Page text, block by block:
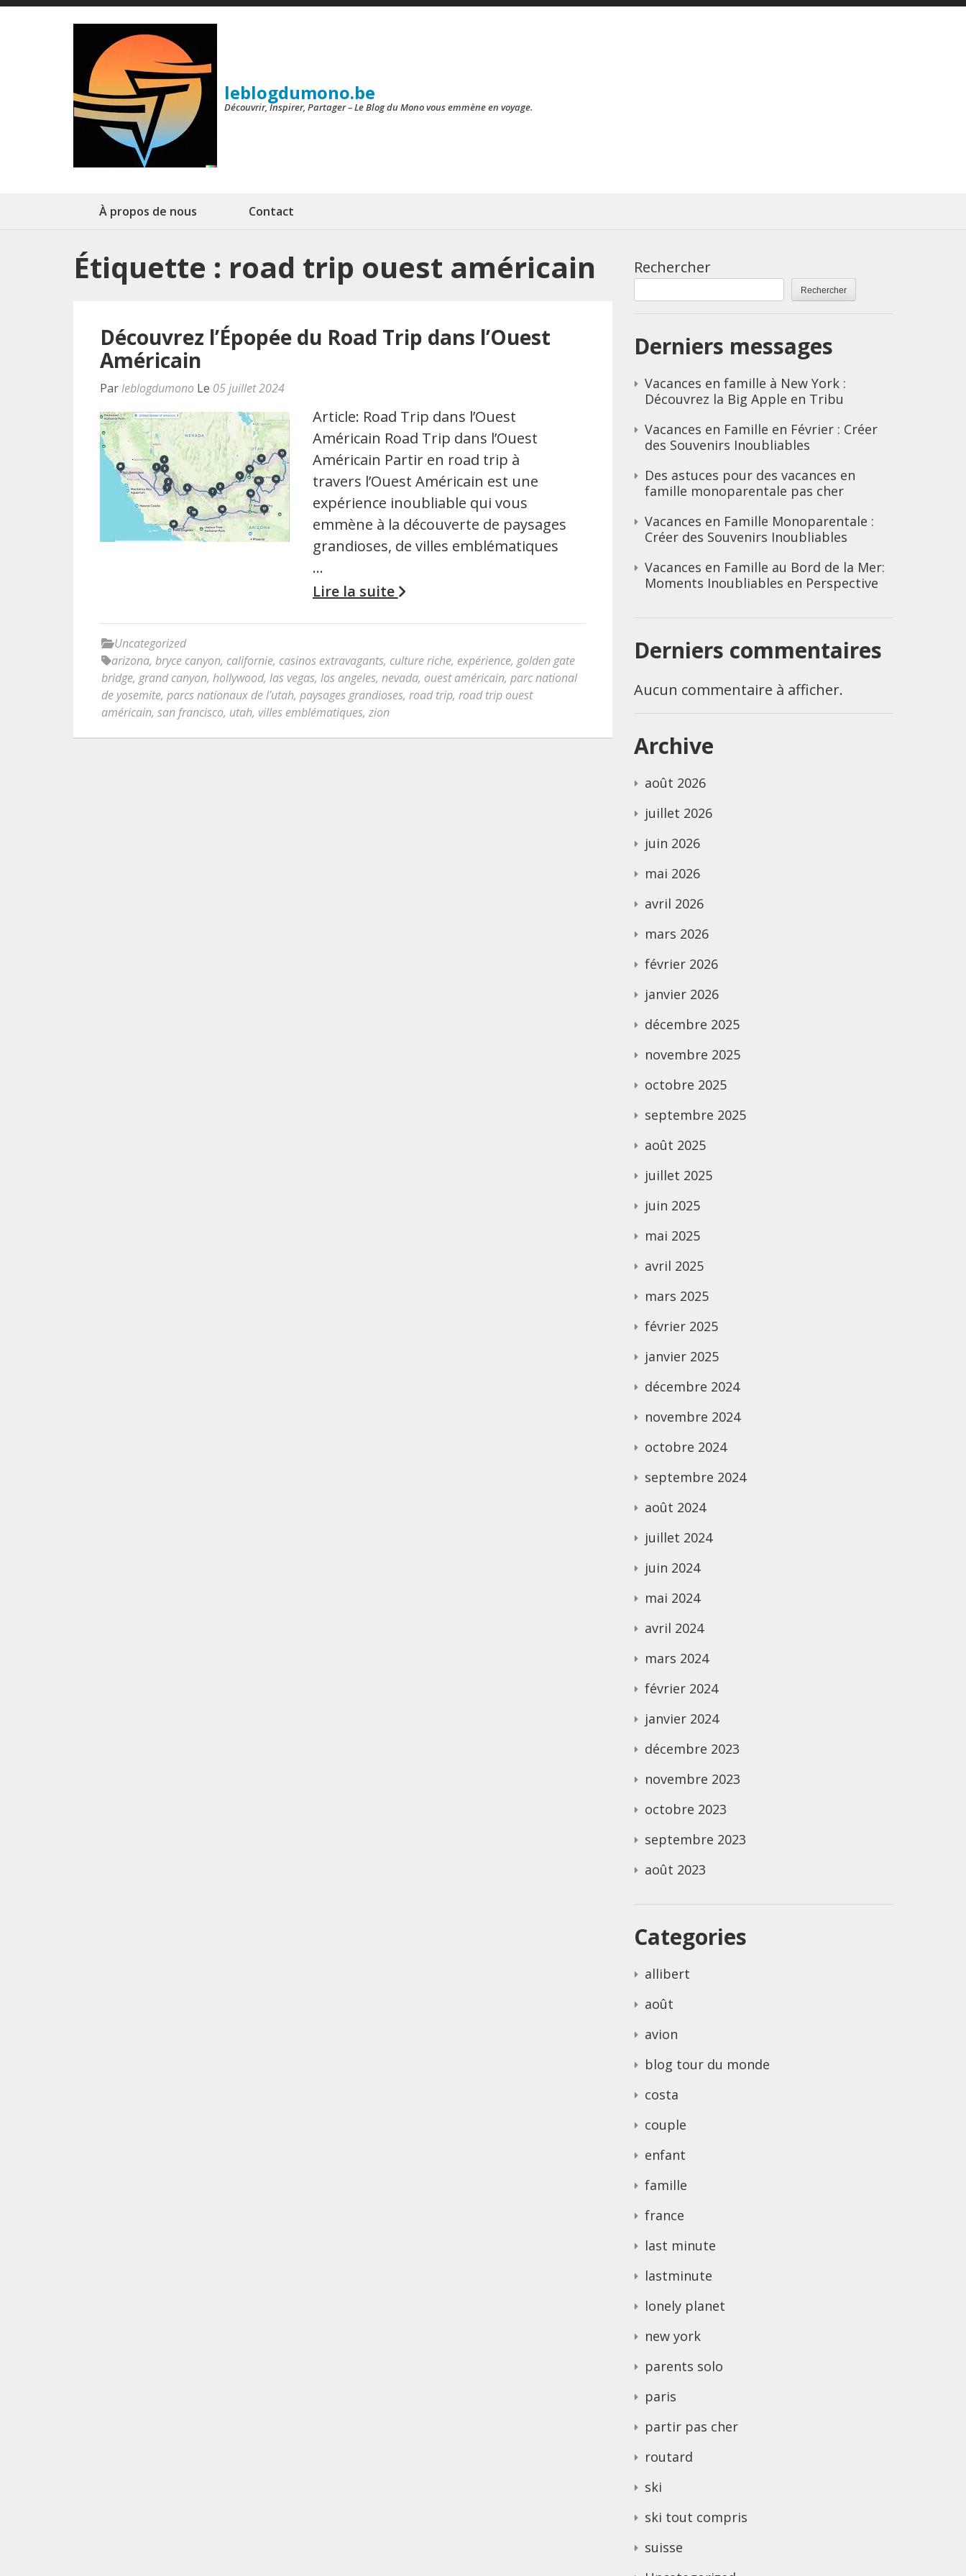
Aller
leblogdumono.be
Découvrir, Inspirer, Partager – Le Blog du Mono vous emmène en voyage.
À propos de nous Contact
Étiquette : road trip ouest américain
Découvrez l’Épopée du Road Trip dans l’Ouest
Américain
Parleblogdumono Le 05 juillet 2024
Article: Road Trip dans l’Ouest
Américain Road Trip dans l’Ouest
Américain Partir en road trip à
travers l’Ouest Américain est une
expérience inoubliable qui vous
emmène à la découverte de paysages
grandioses, de villes emblématiques
…
Lire la suite
Uncategorized
arizona, bryce canyon, californie, casinos extravagants, culture riche, expérience, golden gate
bridge, grand canyon, hollywood, las vegas, los angeles, nevada, ouest américain, parc national
de yosemite, parcs nationaux de l'utah, paysages grandioses, road trip, road trip ouest
américain, san francisco, utah, villes emblématiques, zion
Rechercher
Rechercher
Derniers messages
Vacances en famille à New York :
Découvrez la Big Apple en Tribu
Vacances en Famille en Février : Créer
des Souvenirs Inoubliables
Des astuces pour des vacances en
famille monoparentale pas cher
Vacances en Famille Monoparentale :
Créer des Souvenirs Inoubliables
Vacances en Famille au Bord de la Mer:
Moments Inoubliables en Perspective
Derniers commentaires
Aucun commentaire à afficher.
Archive
août 2026
juillet 2026
juin 2026
mai 2026
avril 2026
mars 2026
février 2026
janvier 2026
décembre 2025
novembre 2025
octobre 2025
septembre 2025
août 2025
juillet 2025
juin 2025
mai 2025
avril 2025
mars 2025
février 2025
janvier 2025
décembre 2024
novembre 2024
octobre 2024
septembre 2024
août 2024
juillet 2024
juin 2024
mai 2024
avril 2024
mars 2024
février 2024
janvier 2024
décembre 2023
novembre 2023
octobre 2023
septembre 2023
août 2023
Categories
allibert
août
avion
blog tour du monde
costa
couple
enfant
famille
france
last minute
lastminute
lonely planet
new york
parents solo
paris
partir pas cher
routard
ski
ski tout compris
suisse